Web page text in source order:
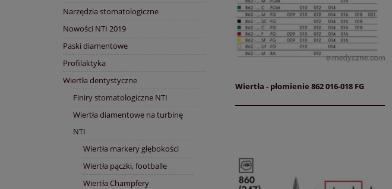
Narzędzia stomatologiczne
Nowości NTI 2019
Paski diamentowe
Profilaktyka
Wiertła dentystyczne
Finiry stomatologiczne NTI
Wiertła diamentowe na turbinę
NTI
Wiertła markery głębokości
Wiertła pączki, footballe
Wiertła Champfery
Wiertła - płomienie 862 016-018 FG